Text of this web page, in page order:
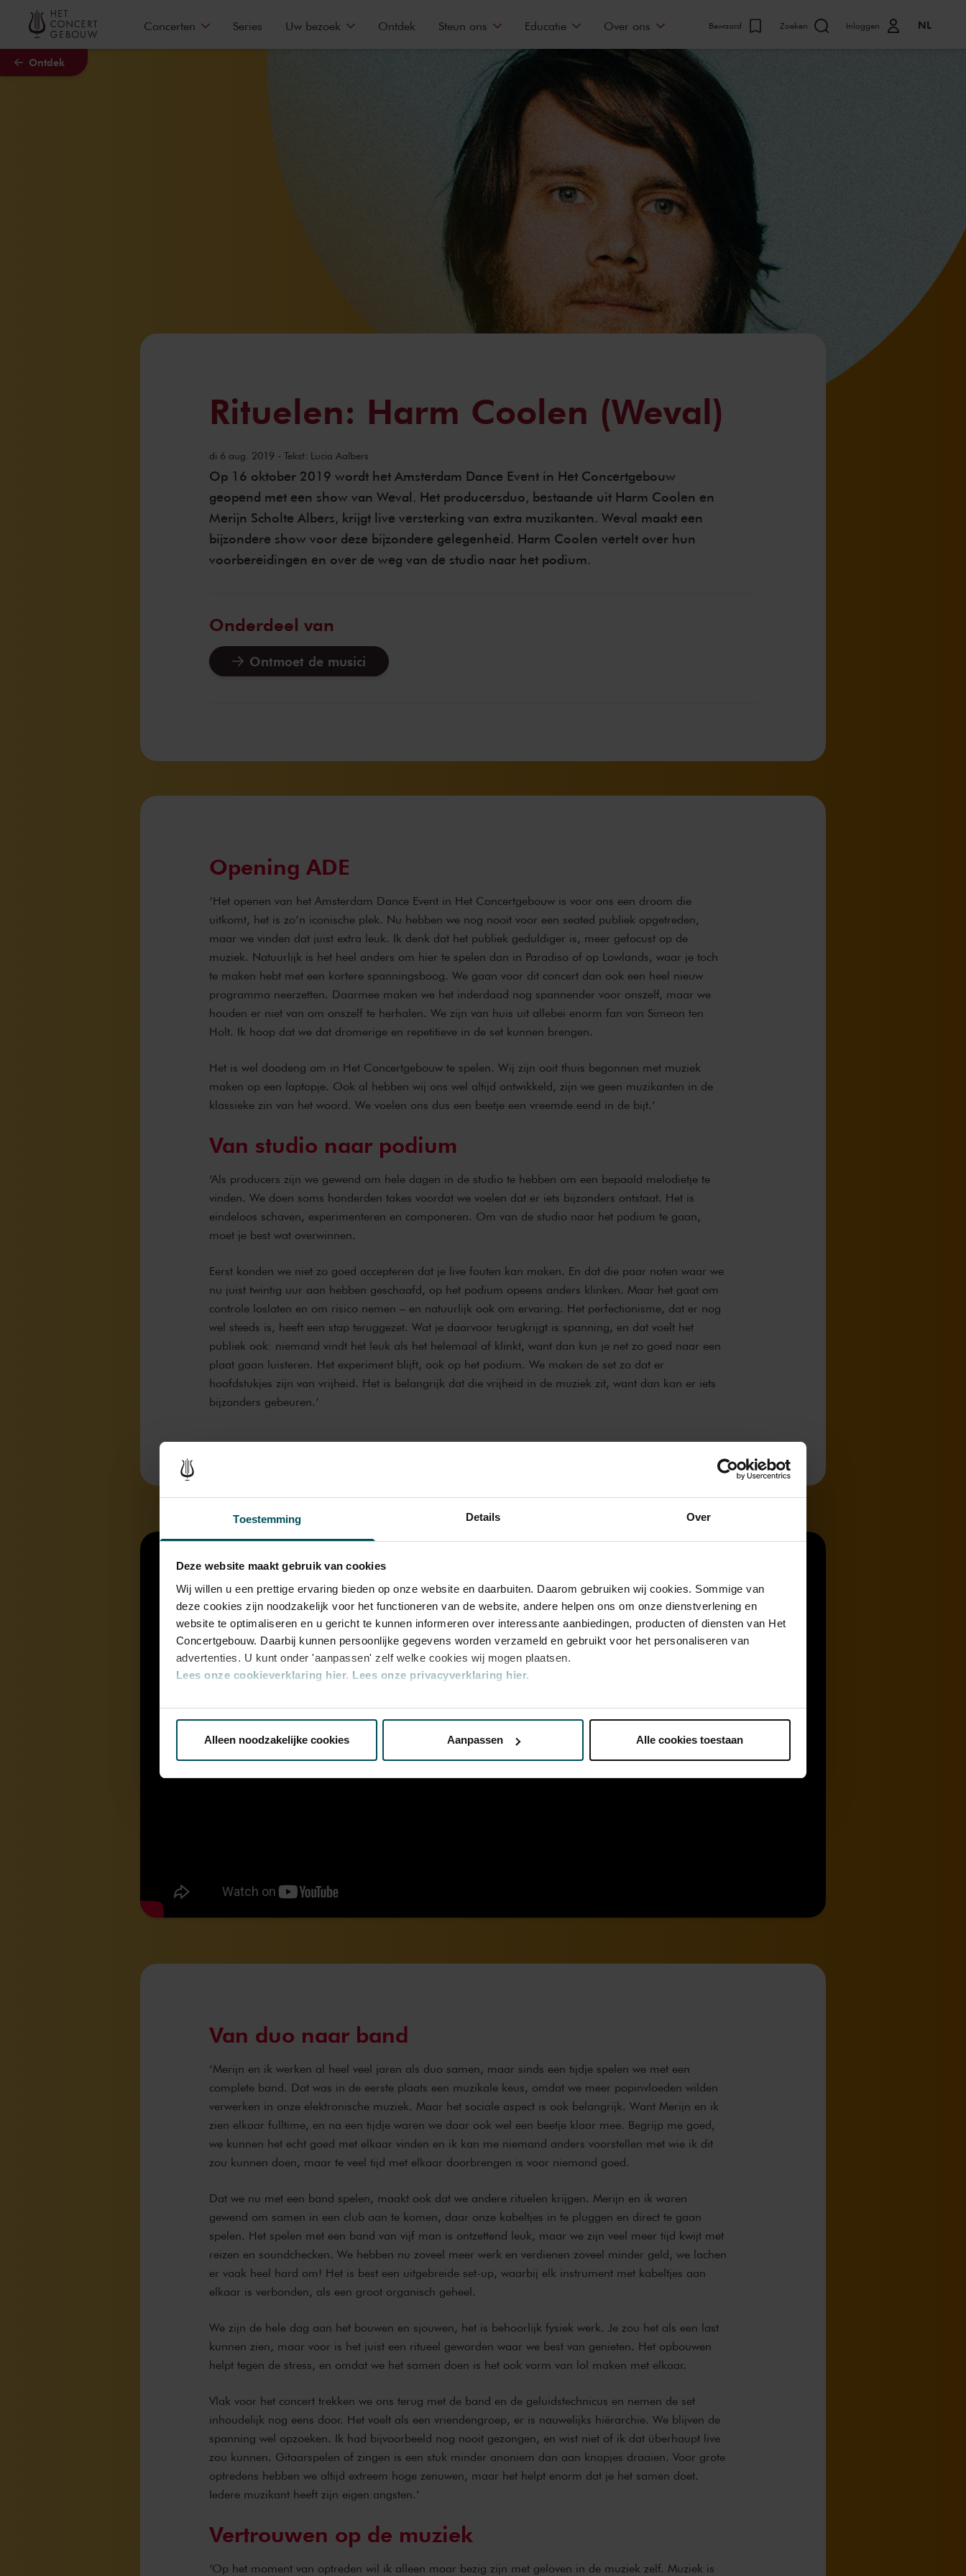
Toestemming Details Over
Deze website maakt gebruik van cookies
Wij willen u een prettige ervaring bieden op onze website en daarbuiten. Daarom gebruiken wij cookies. Sommige van
deze cookies zijn noodzakelijk voor het functioneren van de website, andere helpen ons om onze dienstverlening en
website te optimaliseren en u gericht te kunnen informeren over interessante aanbiedingen, producten of diensten van Het
Concertgebouw. Daarbij kunnen persoonlijke gegevens worden verzameld en gebruikt voor het personaliseren van
advertenties. U kunt onder 'aanpassen' zelf welke cookies wij mogen plaatsen.
Lees onze cookieverklaring hier. Lees onze privacyverklaring hier.
Via decookieverklaringop onze website kunt u uw toestemming op elk moment wijzigen of intrekken.
We werken samen met32 derdendie uw gegevens kunnen ontvangen en verwerken.
Alleen noodzakelijke cookies Aanpassen Alle cookies toestaan
Naar hoofdcontent
Ontdek
Concerten Series Uw bezoek Ontdek Steun ons Educatie Over ons Bewaard Zoeken Inloggen NL
Rituelen: Harm Coolen (Weval)
di 6 aug. 2019 - Tekst: Lucia Aalbers
Op 16 oktober 2019 wordt het Amsterdam Dance Event in Het Concertgebouw
geopend met een show van Weval. Het producersduo, bestaande uit Harm Coolen en
Merijn Scholte Albers, krijgt live versterking van extra muzikanten. Weval maakt een
bijzondere show voor deze bijzondere gelegenheid. Harm Coolen vertelt over hun
voorbereidingen en over de weg van de studio naar het podium.
Onderdeel van
Ontmoet de musici
Opening ADE
‘Het openen van het Amsterdam Dance Event in Het Concertgebouw is voor ons een droom die
uitkomt, het is zo’n iconische plek. Nu hebben we nog nooit voor een seated publiek opgetreden,
maar we vinden dat juist extra leuk. Ik denk dat het publiek geduldiger is, meer gefocust op de
muziek. Natuurlijk is het heel anders om hier te spelen dan in Paradiso of op Lowlands, waar je toch
te maken hebt met een kortere spanningsboog. We gaan voor dit concert dan ook een heel nieuw
programma neerzetten. Daarmee maken we het inderdaad nog spannender voor onszelf, maar we
houden er niet van om onszelf te herhalen. We zijn van huis uit allebei enorm fan van Simeon ten
Holt. Ik hoop dat we dat dromerige en repetitieve in de set kunnen brengen.
Het is wel doodeng om in Het Concertgebouw te spelen. Wij zijn ooit thuis begonnen met muziek
maken op een laptopje. Ook al hebben wij ons wel altijd ontwikkeld, zijn we geen muzikanten in de
klassieke zin van het woord. We voelen ons dus een beetje een vreemde eend in de bijt.’
Van studio naar podium
‘Als producers zijn we gewend om hele dagen in de studio te hebben om een bepaald melodietje te
vinden. We doen soms honderden takes voordat we voelen dat er iets bijzonders ontstaat. Het is
eindeloos schaven, experimenteren en componeren. Om van de studio naar het podium te gaan,
moet je best wat overwinnen.
Eerst konden we niet zo goed accepteren dat je live fouten kan maken. En dat die paar noten waar we
nu juist twintig uur aan hebben geschaafd, op het podium opeens anders klinken. Maar het gaat om
controle loslaten en om risico nemen – en natuurlijk ook om ervaring. Het perfectionisme, dat er nog
wel steeds is, heeft een stap teruggezet. Wat je daarvoor terugkrijgt is spanning, en dat voelt het
publiek ook: niemand vindt het leuk als het helemaal af klinkt, want dan kun je net zo goed naar een
plaat gaan luisteren. Het experiment blijft, ook op het podium. We maken de set zo dat er
hoofdstukjes zijn van vrijheid. Het is belangrijk dat die vrijheid in de muziek zit, want dan kan er iets
bijzonders gebeuren.’
Van duo naar band
‘Merijn en ik werken al heel veel jaren als duo samen, maar sinds een tijdje spelen we met een
complete band. Dat was in de eerste plaats een muzikale keus, omdat we meer popinvloeden wilden
verwerken in onze elektronische muziek. Maar het sociale aspect is ook belangrijk. Want Merijn en ik
zien elkaar fulltime, en na een tijdje waren we daar ook wel een beetje klaar mee. Begrijp me goed,
we kunnen het echt goed met elkaar vinden en ik kan me niemand anders voorstellen met wie ik dit
zou kunnen doen, maar te veel tijd met elkaar doorbrengen is voor niemand goed.
Dat we nu met een band spelen, maakt ook dat we andere rituelen krijgen. Merijn en ik waren
gewend om samen in een club aan te komen, daar onze kabeltjes in te pluggen en direct te gaan
spelen. Het spelen met een band van vijf man is ontzettend leuk, maar we zijn veel meer tijd kwijt met
reizen en soundchecken. We hebben nu zoveel meer werk en verdienen zoveel minder geld, we lachen
er vaak heel hard om! Het is best een uitgebreide set-up, waarbij elk instrument met kabeltjes aan
elkaar is verbonden, als een groot organisch geheel.
We zijn de hele dag aan het bouwen en sjouwen, het is behoorlijk fysiek werk. Je zou het als een last
kunnen zien, maar voor is het juist een ritueel geworden waar we best van genieten. Het opbouwen
helpt tegen de stress, en omdat we het samen doen is het ook vorm van lol maken met elkaar.
Vlak voor het concert trekken we ons terug met de band en de geluidstechnicus en nemen de set
inhoudelijk nog eens door. Het voelt als een vriendengroep, er is nauwelijks hiërarchie. We blijven de
spanning wel opzoeken. Ik had bijvoorbeeld nog nooit gezongen, en wist niet of ik dat überhaupt live
zou kunnen. Gitaarspelen of zingen is een stuk minder anoniem dan aan knopjes draaien. Voor grote
optredens hebben we altijd extreem hoge zenuwen, maar het helpt enorm dat je het samen doet.
Iedere muzikant heeft zijn eigen angsten.’
Vertrouwen op de muziek
‘Op het moment van optreden wil ik alleen maar bezig zijn met geloven in de muziek zelf. Muziek is